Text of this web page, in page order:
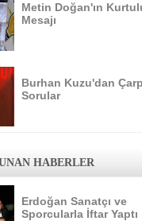
Metin Doğan'ın
Mesajı
Burhan Kuzu'dan
Sorular
HABERLER
Erdoğan Sanatçı ve
Sporcularla İftar Yaptı